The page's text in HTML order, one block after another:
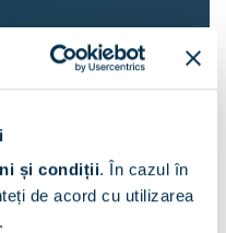
și condiții. În cazul în
de acord cu utilizarea